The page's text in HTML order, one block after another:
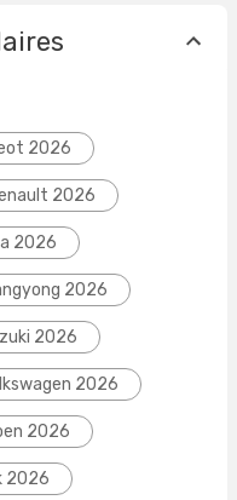
2026
2026
2026
2026
2026
2026
2026
2026